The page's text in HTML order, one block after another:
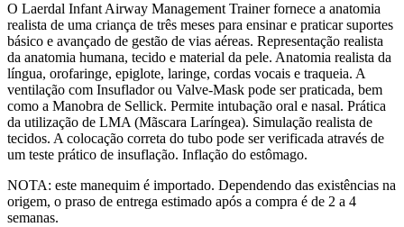
O Laerdal Infant Airway Management Trainer fornece a anatomia
realista de uma criança de três meses para ensinar e praticar suportes
básico e avançado de gestão de vias aéreas. Representação realista
da anatomia humana, tecido e material da pele. Anatomia realista da
língua, orofaringe, epiglote, laringe, cordas vocais e traqueia. A
ventilação com Insuflador ou Valve-Mask pode ser praticada, bem
como a Manobra de Sellick. Permite intubação oral e nasal. Prática
da utilização de LMA (Mãscara Laríngea). Simulação realista de
tecidos. A colocação correta do tubo pode ser verificada através de
um teste prático de insuflação. Inflação do estômago.
NOTA: este manequim é importado. Dependendo das existências na
origem, o praso de entrega estimado após a compra é de 2 a 4
semanas.